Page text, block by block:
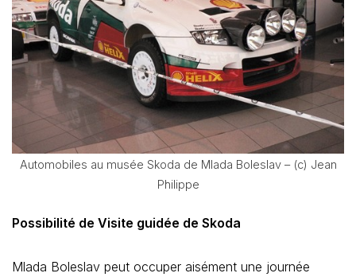
Automobiles au musée Skoda de Mlada Boleslav – (c) Jean
Philippe
Possibilité de Visite guidée de Skoda
Mlada Boleslav peut occuper aisément une journée